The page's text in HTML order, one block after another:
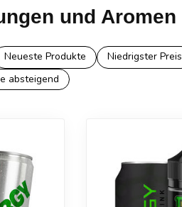
und Aromen
Neueste Produkte Niedrigster Preis
absteigend